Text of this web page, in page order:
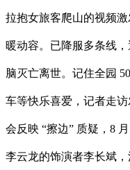
拉抱女旅客爬山的视频
暖动容。已降服多条线
脑灭亡离世。记住全园
车等快乐喜爱，记者走
会反映 “擦边” 质疑，8
李云龙的饰演者李长斌